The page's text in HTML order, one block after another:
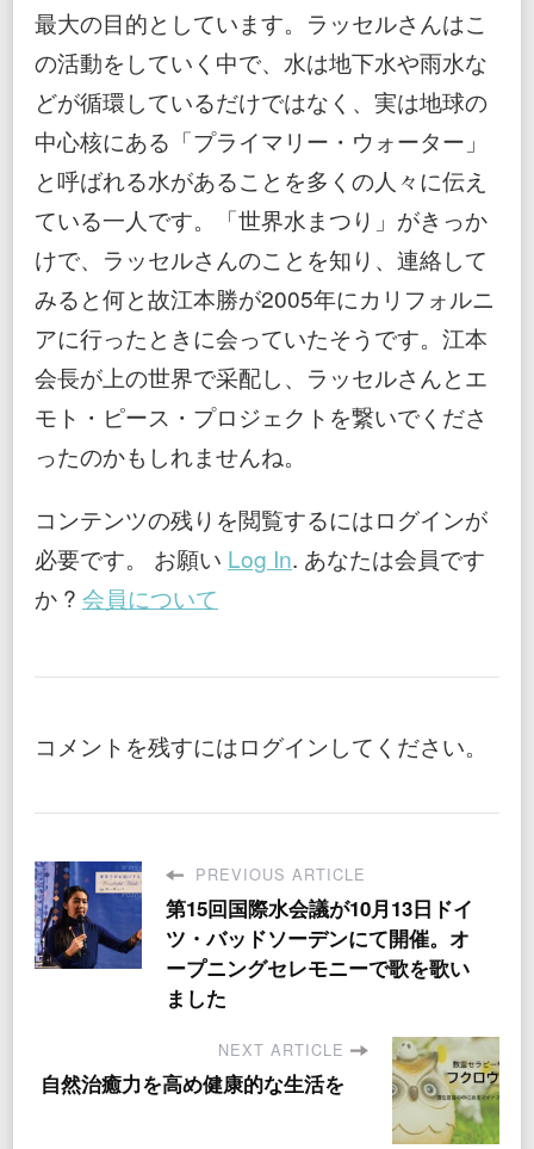
最大の目的としています。ラッセルさんはこ
の活動をしていく中で、水は地下水や雨水な
どが循環しているだけではなく、実は地球の
中心核にある「プライマリー・ウォーター」
と呼ばれる水があることを多くの人々に伝え
ている一人です。「世界水まつり」がきっか
けで、ラッセルさんのことを知り、連絡して
みると何と故江本勝が2005年にカリフォルニ
アに行ったときに会っていたそうです。江本
会長が上の世界で采配し、ラッセルさんとエ
モト・ピース・プロジェクトを繋いでくださ
ったのかもしれませんね。
コンテンツの残りを閲覧するにはログインが
必要です。 お願い Log In. あなたは会員です
か ? 会員について
コメントを残すにはログインしてください。
PREVIOUS ARTICLE
第15回国際水会議が10月13日ドイ
ツ・バッドソーデンにて開催。オ
ープニングセレモニーで歌を歌い
ました
NEXT ARTICLE
自然治癒力を高め健康的な生活を